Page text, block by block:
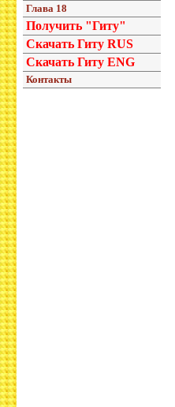
Глава 18
Получить "Гиту"
Скачать Гиту RUS
Скачать Гиту ENG
Контакты